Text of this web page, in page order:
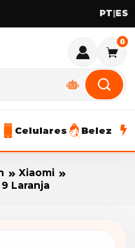
|
0
Celulares Beleza
Xiaomi
Laranja